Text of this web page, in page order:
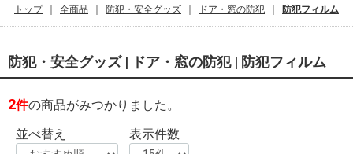
椅子
砂利 バケツ 飼育ケース 物置
トップ 全商品 防犯・安全グッズ ドア・窓の防犯 防犯フィルム
防犯・安全グッズ | ドア・窓の防犯 | 防犯フィルム
2件の商品がみつかりました。
並べ替え
表示件数